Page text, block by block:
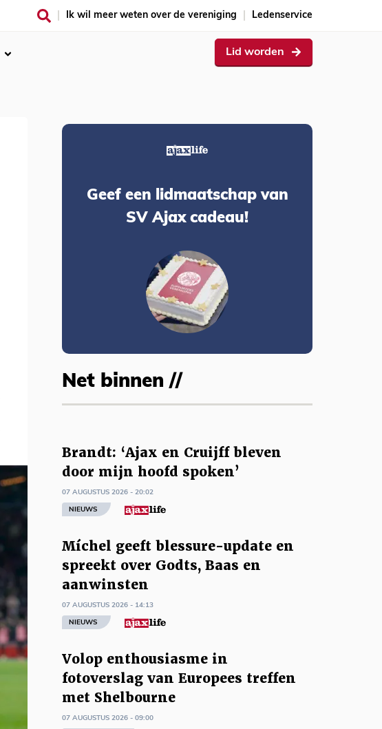
Ik wil meer weten over de vereniging Ledenservice
Lid worden
Geef een lidmaatschap van
SV Ajax cadeau!
Net binnen //
Brandt: ‘Ajax en Cruijff bleven
door mijn hoofd spoken’
07 AUGUSTUS 2026 - 20:02
NIEUWS
Míchel geeft blessure-update en
spreekt over Godts, Baas en
aanwinsten
07 AUGUSTUS 2026 - 14:13
NIEUWS
Volop enthousiasme in
fotoverslag van Europees treffen
met Shelbourne
07 AUGUSTUS 2026 - 09:00